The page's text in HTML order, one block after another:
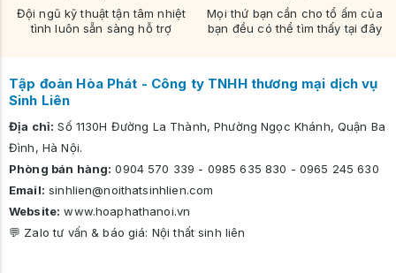
Đội ngũ kỹ thuật tận tâm nhiệt
tình luôn sẵn sàng hỗ trợ
Mọi thứ bạn cần cho tổ ấm của
bạn đều có thể tìm thấy tại đây
Tập đoàn Hòa Phát - Công ty TNHH thương mại dịch vụ
Sinh Liên
Địa chỉ: Số 1130H Đường La Thành, Phường Ngọc Khánh, Quận Ba
Đình, Hà Nội.
Phòng bán hàng: 0904 570 339 - 0985 635 830 - 0965 245 630
Email: sinhlien@noithatsinhlien.com
Website: www.hoaphathanoi.vn
💬 Zalo tư vấn & báo giá: Nội thất sinh liên